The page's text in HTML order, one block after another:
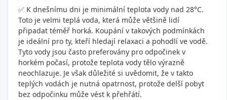
✅ K dnešnímu dni je minimální teplota vody nad 28°C.
Toto je velmi teplá voda, která může většině lidí
připadat téměř horká. Koupání v takových podmínkách
je ideální pro ty, kteří hledají relaxaci a pohodlí ve vodě.
Tyto vody jsou často preferovány pro odpočinek v
horkém počasí, protože teplota vody tělo výrazně
neochlazuje. Je však důležité si uvědomit, že v takto
teplých vodách je nutná opatrnost, protože delší pobyt
bez odpočinku může vést k přehřátí.